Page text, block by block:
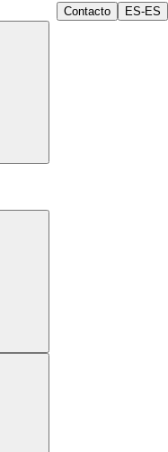
Contacto ES-ES